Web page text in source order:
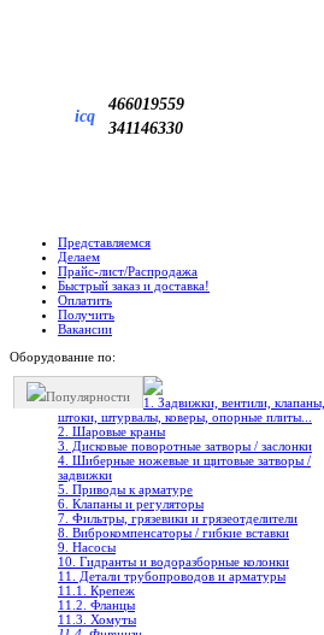
icq
466019559
341146330
Представляемся
Делаем
Прайс-лист/Распродажа
Быстрый заказ и доставка!
Оплатить
Получить
Вакансии
Оборудование по:
Популярности
1. Задвижки, вентили, клапаны,
штоки, штурвалы, коверы, опорные плиты...
2. Шаровые краны
3. Дисковые поворотные затворы / заслонки
4. Шиберные ножевые и щитовые затворы /
задвижки
5. Приводы к арматуре
6. Клапаны и регуляторы
7. Фильтры, грязевики и грязеотделители
8. Виброкомпенсаторы / гибкие вставки
9. Насосы
10. Гидранты и водоразборные колонки
11. Детали трубопроводов и арматуры
11.1. Крепеж
11.2. Фланцы
11.3. Хомуты